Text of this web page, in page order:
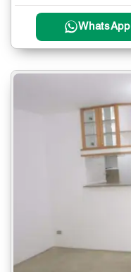
WhatsApp